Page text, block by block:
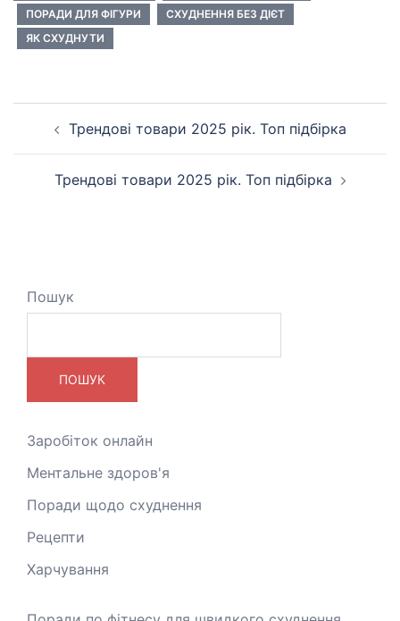
ПОРАДИ ДЛЯ ФІГУРИ
СХУДНЕННЯ БЕЗ ДІЄТ
ЯК СХУДНУТИ
Навігація
по
запису
Трендові товари 2025 рік. Топ підбірка
Трендові товари 2025 рік. Топ підбірка
Пошук
ПОШУК
Заробіток онлайн
Ментальне здоров'я
Поради щодо схуднення
Рецепти
Харчування